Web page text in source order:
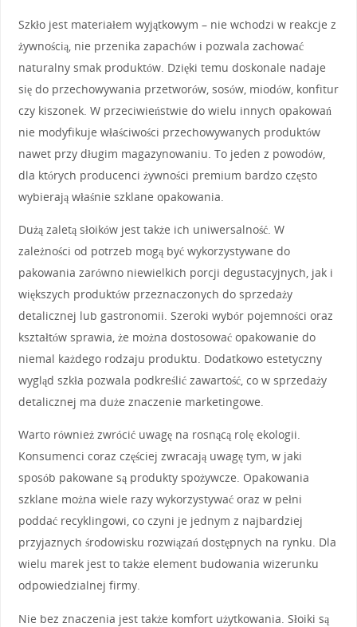
Szkło jest materiałem wyjątkowym – nie wchodzi w reakcje z
żywnością, nie przenika zapachów i pozwala zachować
naturalny smak produktów. Dzięki temu doskonale nadaje
się do przechowywania przetworów, sosów, miodów, konfitur
czy kiszonek. W przeciwieństwie do wielu innych opakowań
nie modyfikuje właściwości przechowywanych produktów
nawet przy długim magazynowaniu. To jeden z powodów,
dla których producenci żywności premium bardzo często
wybierają właśnie szklane opakowania.
Dużą zaletą słoików jest także ich uniwersalność. W
zależności od potrzeb mogą być wykorzystywane do
pakowania zarówno niewielkich porcji degustacyjnych, jak i
większych produktów przeznaczonych do sprzedaży
detalicznej lub gastronomii. Szeroki wybór pojemności oraz
kształtów sprawia, że można dostosować opakowanie do
niemal każdego rodzaju produktu. Dodatkowo estetyczny
wygląd szkła pozwala podkreślić zawartość, co w sprzedaży
detalicznej ma duże znaczenie marketingowe.
Warto również zwrócić uwagę na rosnącą rolę ekologii.
Konsumenci coraz częściej zwracają uwagę tym, w jaki
sposób pakowane są produkty spożywcze. Opakowania
szklane można wiele razy wykorzystywać oraz w pełni
poddać recyklingowi, co czyni je jednym z najbardziej
przyjaznych środowisku rozwiązań dostępnych na rynku. Dla
wielu marek jest to także element budowania wizerunku
odpowiedzialnej firmy.
Nie bez znaczenia jest także komfort użytkowania. Słoiki są